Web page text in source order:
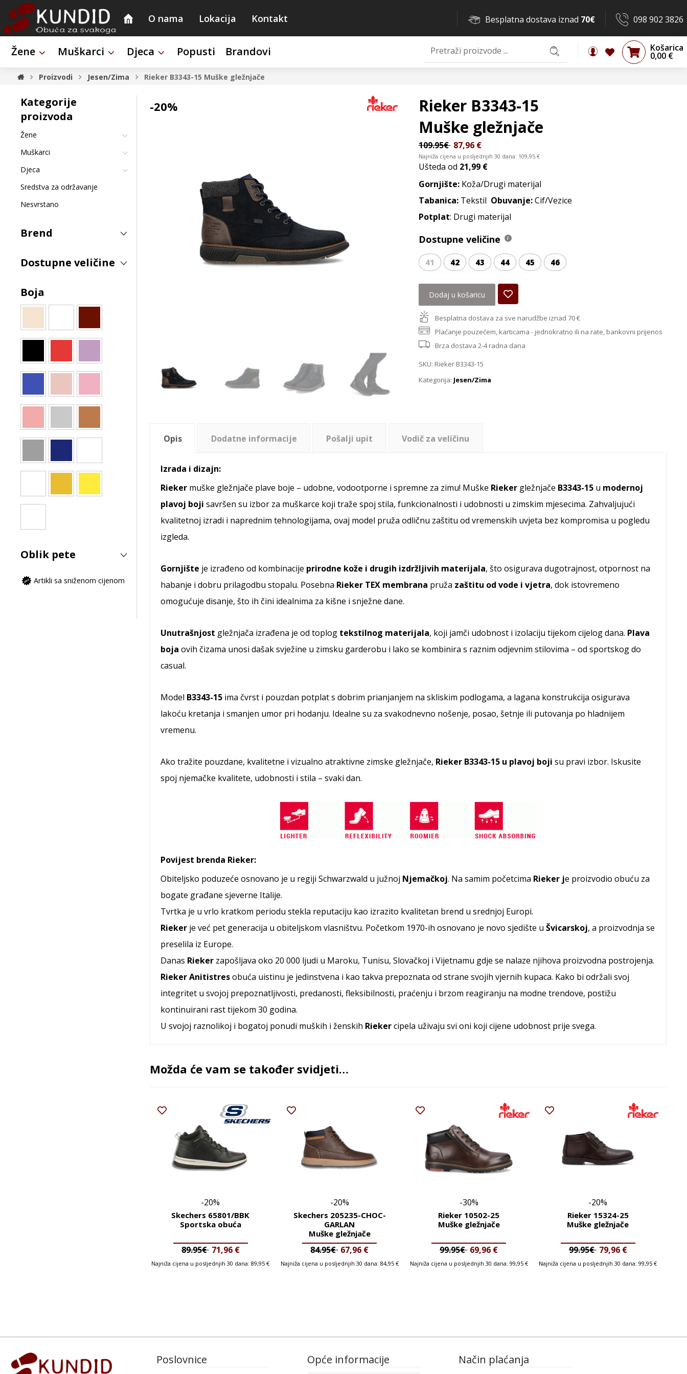
O nama Lokacija Kontakt 098 902 3826
Besplatna dostava iznad 70€
Žene Muškarci Djeca Popusti Brandovi Košarica
0,00 €
Proizvodi Jesen/Zima Rieker B3343-15 Muške gležnjače
-20%
Rieker B3343-15
Muške gležnjače
109.95€ 87,96 €
Najniža cijena u posljednjih 30 dana: 109,95 €
Ušteda od 21,99 €
Gornjište: Koža/Drugi materijal
Tabanica:Tekstil Obuvanje:Cif/Vezice
Potplat: Drugi materijal
Dostupne veličine
41 42 43 44 45 46
Dodaj u košaricu
Besplatna dostava za sve narudžbe iznad 70 €
Plaćanje pouzećem, karticama - jednokratno ili na rate, bankovni prijenos
Brza dostava 2-4 radna dana
SKU: Rieker B3343-15
Kategorija: Jesen/Zima
Opis Dodatne informacije Pošalji upit Vodič za veličinu
Izrada i dizajn:
Riekermuške gležnjače plave boje – udobne, vodootporne i spremne za zimu! Muške Riekergležnjače B3343-15u modernoj
plavoj boji savršen su izbor za muškarce koji traže spoj stila, funkcionalnosti i udobnosti u zimskim mjesecima. Zahvaljujući
kvalitetnoj izradi i naprednim tehnologijama, ovaj model pruža odličnu zaštitu od vremenskih uvjeta bez kompromisa u pogledu
izgleda.
Gornjište je izrađeno od kombinacije prirodne kože i drugih izdržljivih materijala, što osigurava dugotrajnost, otpornost na
habanje i dobru prilagodbu stopalu. Posebna Rieker TEX membrana pruža zaštitu od vode i vjetra, dok istovremeno
omogućuje disanje, što ih čini idealnima za kišne i snježne dane.
Unutrašnjost gležnjača izrađena je od toplog tekstilnog materijala, koji jamči udobnost i izolaciju tijekom cijelog dana. Plava
boja ovih čizama unosi dašak svježine u zimsku garderobu i lako se kombinira s raznim odjevnim stilovima – od sportskog do
casual.
Model B3343-15ima čvrst i pouzdan potplat s dobrim prianjanjem na skliskim podlogama, a lagana konstrukcija osigurava
lakoću kretanja i smanjen umor pri hodanju. Idealne su za svakodnevno nošenje, posao, šetnje ili putovanja po hladnijem
vremenu.
Ako tražite pouzdane, kvalitetne i vizualno atraktivne zimske gležnjače, Rieker B3343-15 u plavoj boji su pravi izbor. Iskusite
spoj njemačke kvalitete, udobnosti i stila – svaki dan.
Povijest brenda Rieker:
Obiteljsko poduzeće osnovano je u regiji Schwarzwald u južnoj Njemačkoj. Na samim početcima Rieker je proizvodio obuću za
bogate građane sjeverne Italije.
Tvrtka je u vrlo kratkom periodu stekla reputaciju kao izrazito kvalitetan brend u srednjoj Europi.
Riekerje već pet generacija u obiteljskom vlasništvu. Početkom 1970-ih osnovano je novo sjedište u Švicarskoj, a proizvodnja se
preselila iz Europe.
Danas Riekerzapošljava oko 20 000 ljudi u Maroku, Tunisu, Slovačkoj i Vijetnamu gdje se nalaze njihova proizvodna postrojenja.
Rieker Anitistresobuća uistinu je jedinstvena i kao takva prepoznata od strane svojih vjernih kupaca. Kako bi održali svoj
integritet u svojoj prepoznatljivosti, predanosti, fleksibilnosti, praćenju i brzom reagiranju na modne trendove, postižu
kontinuirani rast tijekom 30 godina.
U svojoj raznolikoj i bogatoj ponudi muških i ženskih Riekercipela uživaju svi oni koji cijene udobnost prije svega.
Možda će vam se također svidjeti…
-20%
Skechers 65801/BBK
Sportska obuća
89.95€ 71,96 €
Najniža cijena u posljednjih 30 dana:89,95€
-20%
Skechers 205235-CHOC-
GARLAN
Muške gležnjače
84.95€ 67,96 €
Najniža cijena u posljednjih 30 dana: 84,95 €
-30%
Rieker 10502-25
Muške gležnjače
99.95€ 69,96 €
Najniža cijena u posljednjih 30 dana: 99,95 €
-20%
Rieker 15324-25
Muške gležnjače
99.95€ 79,96 €
Najniža cijena u posljednjih 30 dana:99,95€
Kategorije
proizvoda
Žene
Muškarci
Djeca
Sredstva za održavanje
Nesvrstano
Brend
Dostupne veličine
Boja
Oblik pete
Artikli sa sniženom cijenom
Poslovnice Opće informacije Način plaćanja